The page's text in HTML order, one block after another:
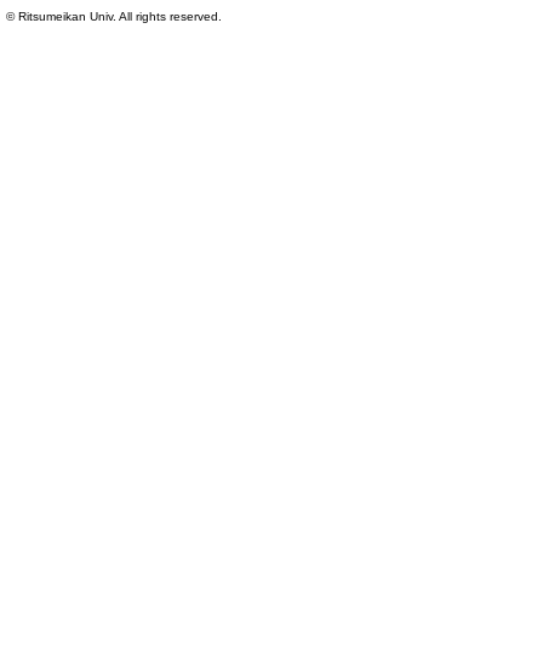
©Ritsumeikan Univ. All rights reserved.